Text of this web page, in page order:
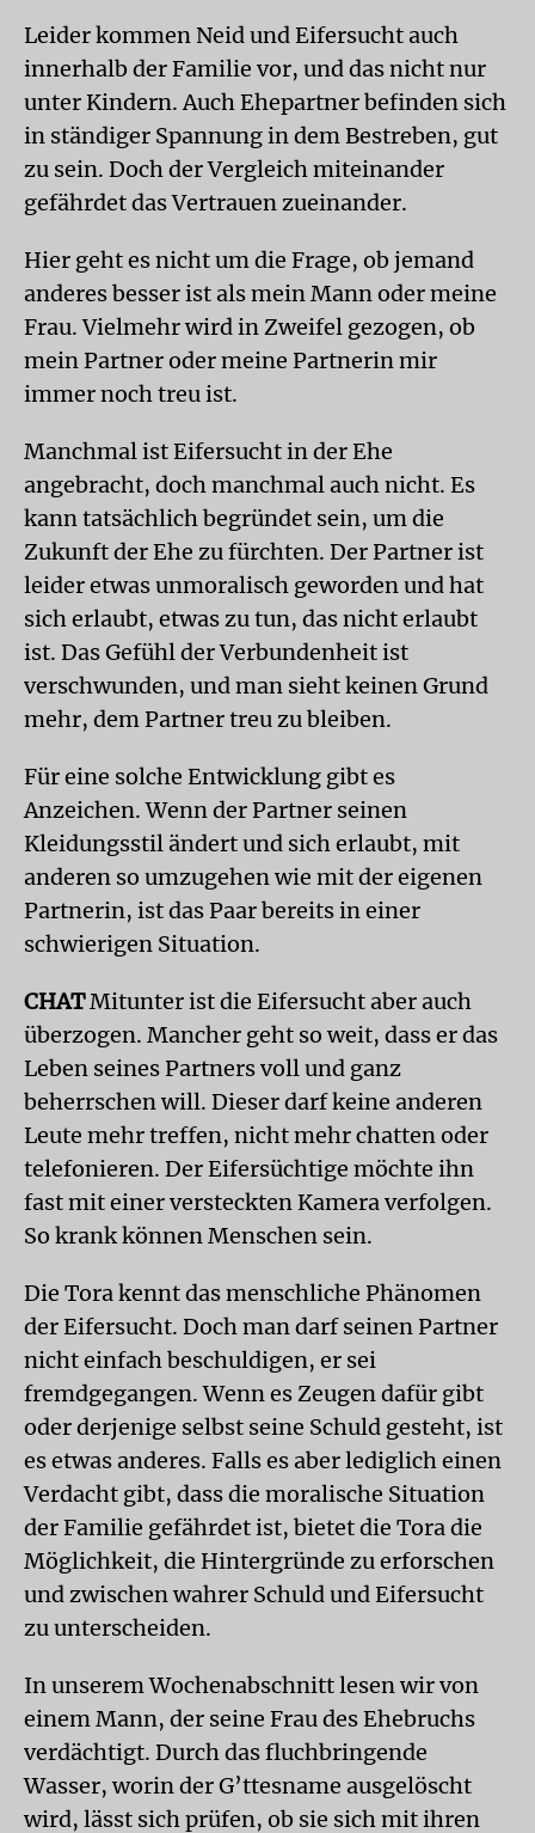
Leider kommen Neid und Eifersucht auch
innerhalb der Familie vor, und das nicht nur
unter Kindern. Auch Ehepartner befinden sich
in ständiger Spannung in dem Bestreben, gut
zu sein. Doch der Vergleich miteinander
gefährdet das Vertrauen zueinander.
Hier geht es nicht um die Frage, ob jemand
anderes besser ist als mein Mann oder meine
Frau. Vielmehr wird in Zweifel gezogen, ob
mein Partner oder meine Partnerin mir
immer noch treu ist.
Manchmal ist Eifersucht in der Ehe
angebracht, doch manchmal auch nicht. Es
kann tatsächlich begründet sein, um die
Zukunft der Ehe zu fürchten. Der Partner ist
leider etwas unmoralisch geworden und hat
sich erlaubt, etwas zu tun, das nicht erlaubt
ist. Das Gefühl der Verbundenheit ist
verschwunden, und man sieht keinen Grund
mehr, dem Partner treu zu bleiben.
Für eine solche Entwicklung gibt es
Anzeichen. Wenn der Partner seinen
Kleidungsstil ändert und sich erlaubt, mit
anderen so umzugehen wie mit der eigenen
Partnerin, ist das Paar bereits in einer
schwierigen Situation.
CHATMitunter ist die Eifersucht aber auch
überzogen. Mancher geht so weit, dass er das
Leben seines Partners voll und ganz
beherrschen will. Dieser darf keine anderen
Leute mehr treffen, nicht mehr chatten oder
telefonieren. Der Eifersüchtige möchte ihn
fast mit einer versteckten Kamera verfolgen.
So krank können Menschen sein.
Die Tora kennt das menschliche Phänomen
der Eifersucht. Doch man darf seinen Partner
nicht einfach beschuldigen, er sei
fremdgegangen. Wenn es Zeugen dafür gibt
oder derjenige selbst seine Schuld gesteht, ist
es etwas anderes. Falls es aber lediglich einen
Verdacht gibt, dass die moralische Situation
der Familie gefährdet ist, bietet die Tora die
Möglichkeit, die Hintergründe zu erforschen
und zwischen wahrer Schuld und Eifersucht
zu unterscheiden.
In unserem Wochenabschnitt lesen wir von
einem Mann, der seine Frau des Ehebruchs
verdächtigt. Durch das fluchbringende
Wasser, worin der G’ttesname ausgelöscht
wird, lässt sich prüfen, ob sie sich mit ihren